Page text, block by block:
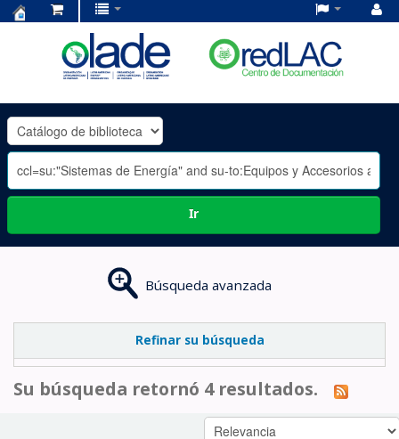
OLADE
-
Ir
Búsqueda avanzada
Refinar su búsqueda
Su búsqueda retornó 4 resultados.